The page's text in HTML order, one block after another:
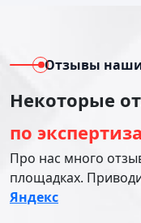
Отзывы
Некоторые
по
Про нас много
площадках.
Яндекс